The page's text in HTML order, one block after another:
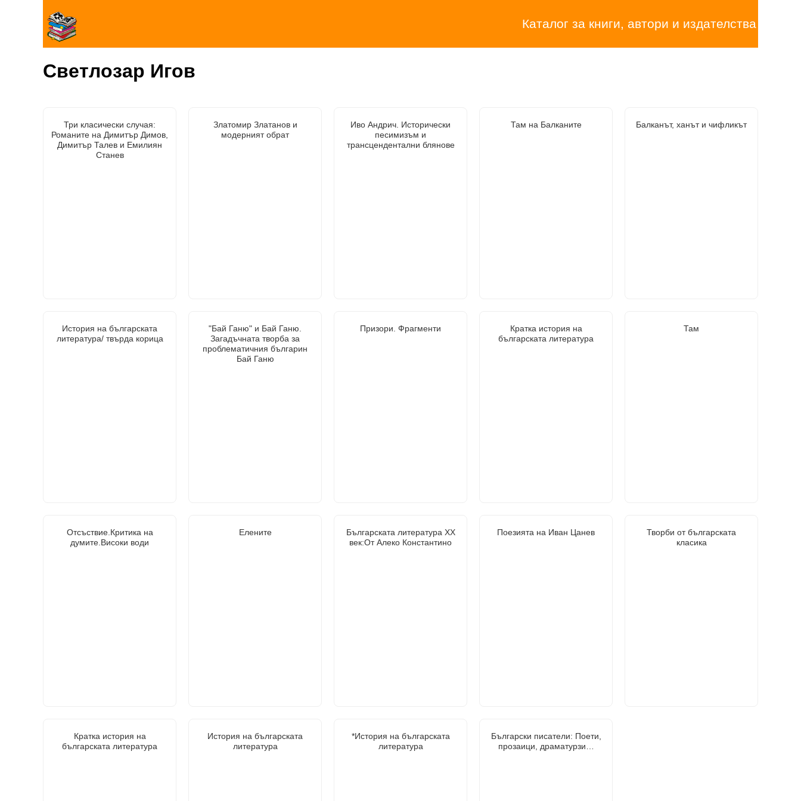
Каталог за книги, автори и издателства
Светлозар Игов
Три класически случая:
Романите на Димитър Димов,
Димитър Талев и Емилиян
Станев
Златомир Златанов и
модерният обрат
Иво Андрич. Исторически
песимизъм и
трансцендентални блянове
Там на Балканите Балканът, ханът и чифликът
История на българската
литература/ твърда корица
"Бай Ганю" и Бай Ганю.
Загадъчната творба за
проблематичния българин
Бай Ганю
Призори. Фрагменти
Кратка история на
българската литература
Там
Отсъствие.Критика на
думите.Високи води
Елените
Българската литература XX
век:От Алеко Константино
Поезията на Иван Цанев
Творби от българската
класика
Кратка история на
българската литература
История на българската
литература
*История на българската
литература
Български писатели: Поети,
прозаици, драматурзи…